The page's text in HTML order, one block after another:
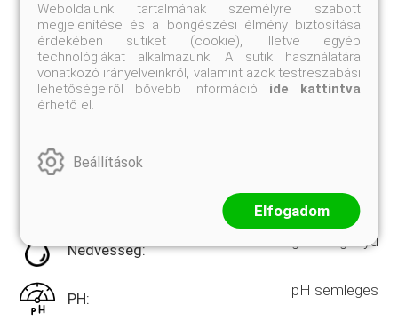
7b-10b USDA-zóna
Jelenleg nem rendelhető
Nedvesség: Átlagos vízigényű
PH: pH semleges
Weboldalunk tartalmának személyre szabott
megjelenítése és a böngészési élmény biztosítása
érdekében sütiket (cookie), illetve egyéb
technológiákat alkalmazunk. A sütik használatára
vonatkozó irányelveinkről, valamint azok testreszabási
lehetőségeiről bővebb információ ide kattintva
érhető el.
Beállítások
Elfogadom